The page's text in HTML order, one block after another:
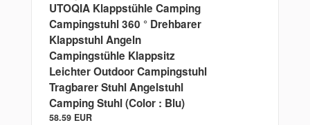
UTOQIA Klappstühle Camping
Campingstuhl 360 ° Drehbarer
Klappstuhl Angeln
Campingstühle Klappsitz
Leichter Outdoor Campingstuhl
Tragbarer Stuhl Angelstuhl
Camping Stuhl (Color : Blu)
58.59 EUR